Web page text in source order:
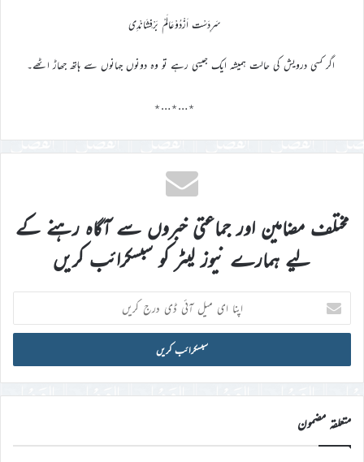
سَرِدَسْت اَزْدُوْعَالَمْ بَرْفِشَانْدِی
اگر کسی درویش کی حالت ہمیشہ ایک جیسی رہے تو وہ دونوں جہانوں سے ہاتھ جھاڑ اٹھے۔
٭…٭…٭
مختلف مضامین اور جماعتی خبروں سے آگاہ رہنے کے
لیے ہمارے نیوز لیٹر کو سبسکرائب کریں
اپنا
ای
میل
ڈی
درج
کریں
متعلقہ مضمون